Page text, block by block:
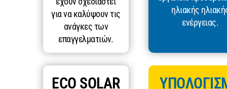
για να καλύψουν τις
ανάγκες των
επαγγελματιών.
ηλιακής
ενέργειας.
ECO SOLAR